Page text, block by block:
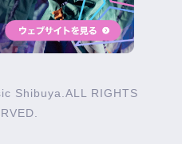
Shibuya.ALL RIGHTS